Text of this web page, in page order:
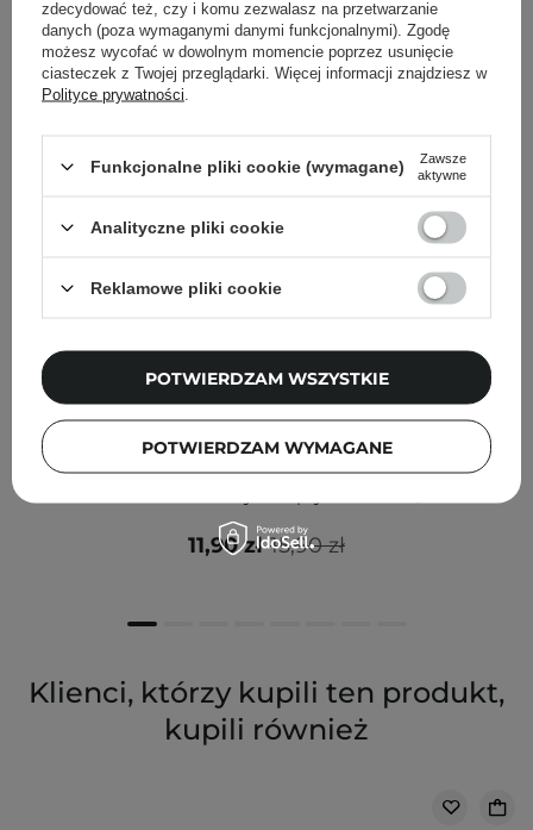
Inni klienci sprawdzali również
PROMOCJA WYBÓR KOSMETOLOGA
Medicube - Deep Peptide Mask - Rozświetlająca Maska
15,90 zł
11,90 zł
Klienci, którzy kupili ten produkt,
kupili również
zdecydować też, czy i komu zezwalasz na przetwarzanie
danych (poza wymaganymi danymi funkcjonalnymi). Zgodę
możesz wycofać w dowolnym momencie poprzez usunięcie
ciasteczek z Twojej przeglądarki. Więcej informacji znajdziesz w
Polityce prywatności
Funkcjonalne pliki cookie (wymagane)
Zawsze
aktywne
Analityczne pliki cookie
Reklamowe pliki cookie
POTWIERDZAM WYMAGANE
POTWIERDZAM WSZYSTKIE